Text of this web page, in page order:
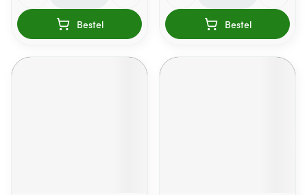
Bestel Bestel